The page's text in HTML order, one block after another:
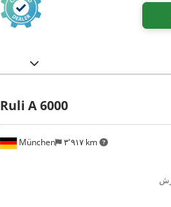
München ۳٬۹۱۷ km
Ruli A 6000